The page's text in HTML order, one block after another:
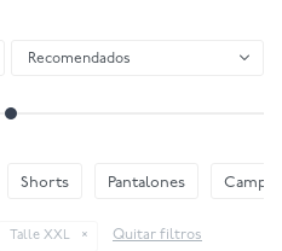
Recomendados
Shorts Pantalones
Talle XXL Quitar filtros